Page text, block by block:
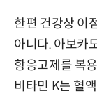
한편 건강상 이
아니다. 아보카
항응고제를 복
비타민 K는 혈